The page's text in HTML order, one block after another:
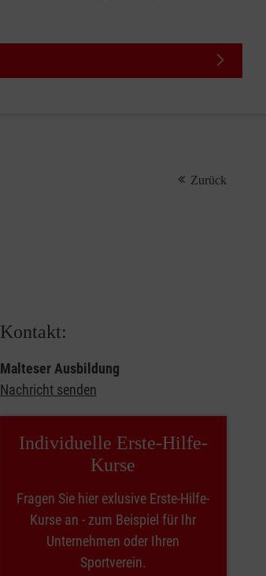
Zurück
Kontakt:
Malteser Ausbildung
Nachricht senden
Individuelle Erste-Hilfe-
Kurse
Fragen Sie hier exlusive Erste-Hilfe-
Kurse an - zum Beispiel für Ihr
Unternehmen oder Ihren
Sportverein.